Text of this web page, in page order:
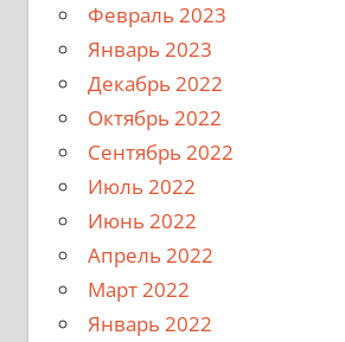
Февраль 2023
Январь 2023
Декабрь 2022
Октябрь 2022
Сентябрь 2022
Июль 2022
Июнь 2022
Апрель 2022
Март 2022
Январь 2022